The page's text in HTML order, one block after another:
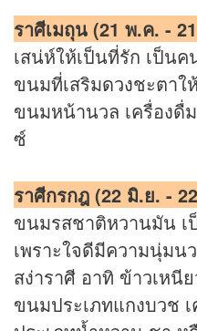
ราศีเมถุน (21 พ.ค. -
เสน่ห์ให้เป็นที่รัก เป็น
ขนมที่เสริมดวงชะตาใ
ขนมหน้านวล เครื่องดื่
ซ์
ราศีกรกฎ (22 มิ.ย. -
ขนมรสชาติหวานมัน เ
เพราะใจดีมีความนุ่มน
สง่าราศี อาทิ ข้าวเหนี
ขนมประเภทแกงบวช